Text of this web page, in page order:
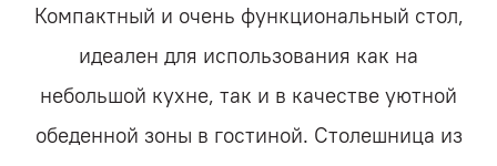
Компактный и очень функциональный стол,
идеален для использования как на
небольшой кухне, так и в качестве уютной
обеденной зоны в гостиной. Столешница из